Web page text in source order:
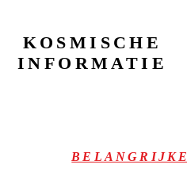
KOSMISCHE
INFORMATIE